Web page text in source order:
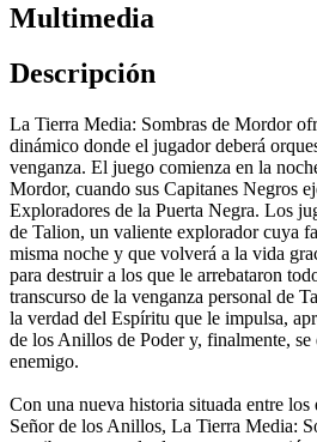
Multimedia
Descripción
La Tierra Media: Sombras de Mordor
dinámico donde el jugador deberá
venganza. El juego comienza en la
Mordor, cuando sus Capitanes Negros
Exploradores de la Puerta Negra. Los
de Talion, un valiente explorador cuya
misma noche y que volverá a la vida
para destruir a los que le arrebataron
transcurso de la venganza personal de
la verdad del Espíritu que le impulsa,
de los Anillos de Poder y, finalmente,
enemigo.
Con una nueva historia situada entre
Señor de los Anillos, La Tierra Media: